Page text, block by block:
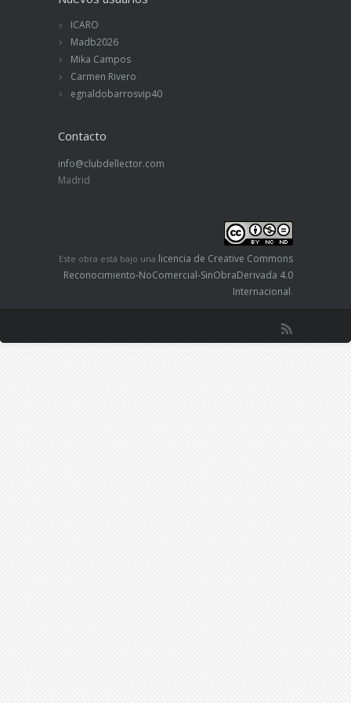
ICARO
Madb2026
Mika Campos
Carmen Rivero
egnaldobarrosvip40
Contacto
info@clubdellector.com
Madrid
Este obra está bajo una licencia de Creative Commons
Reconocimiento-NoComercial-SinObraDerivada 4.0
Internacional